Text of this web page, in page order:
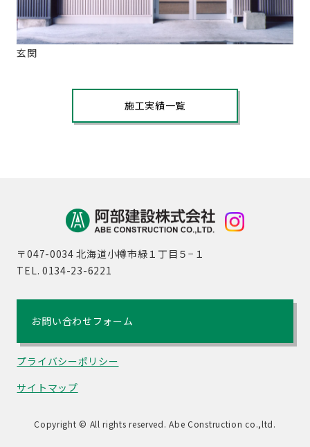
玄関
施工実績一覧
〒047-0034 北海道小樽市緑１丁目５−１
TEL. 0134-23-6221
お問い合わせフォーム
プライバシーポリシー
サイトマップ
Copyright © All rights reserved. Abe Construction co.,ltd.